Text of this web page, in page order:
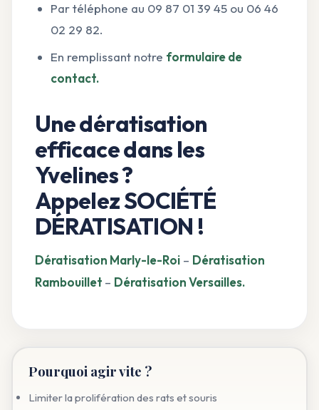
Par téléphone au 09 87 01 39 45 ou 06 46
02 29 82.
En remplissant notre formulaire de
contact.
Une dératisation
efficace dans les
Yvelines ?
Appelez SOCIÉTÉ
DÉRATISATION !
Dératisation Marly-le-Roi – Dératisation
Rambouillet – Dératisation Versailles.
Pourquoi agir vite ?
Limiter la prolifération des rats et souris